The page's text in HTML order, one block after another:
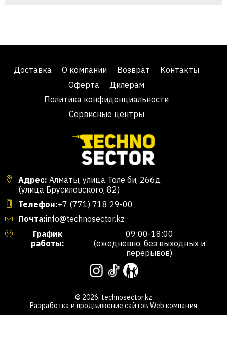
Доставка О компании Возврат
Контакты
Оферта
Дилерам
Политика конфиденциальности
Сервисные центры
Адрес: Алматы, улица Толе би, 266д
(улица Брусиловского, 82)
Телефон:+7 (771) 718 29-00
Почта:info@technosector.kz
График
работы:
09:00-18:00
(ежедневно, без выходных и
перерывов)
© 2026. technosector.kz
Разработка и продвижение сайтов Web компания